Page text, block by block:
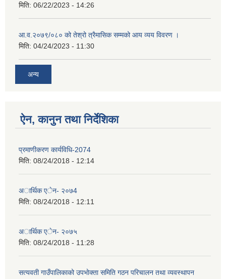
मिति: 06/22/2023 - 14:26
आ.व.२०७९/०८० को तेश्रो त्रैमासिक सम्मको आय व्यय विवरण ।
मिति: 04/24/2023 - 11:30
अन्य
ऐन, कानुन तथा निर्देशिका
प्रमाणीकरण कार्यविधि-2074
मिति: 08/24/2018 - 12:14
अार्थिक एेन- २०७4
मिति: 08/24/2018 - 12:11
अार्थिक एेन- २०७५
मिति: 08/24/2018 - 11:28
सत्यवती गाउँपालिकाको उपभाेक्ता समिति गठन परिचालन तथा व्यवस्थापन